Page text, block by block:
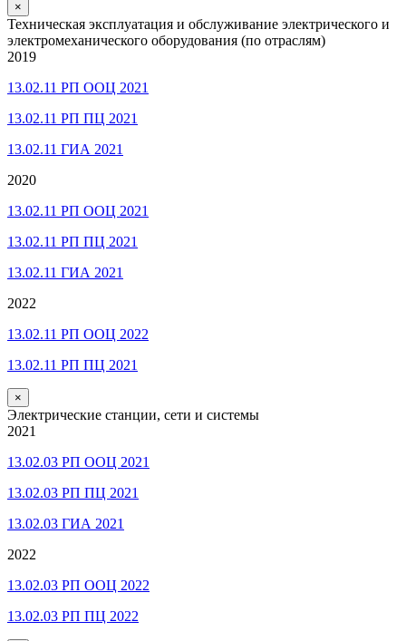
×
Техническая эксплуатация и обслуживание электрического и
электромеханического оборудования (по отраслям)
2019
13.02.11 РП ООЦ 2021
13.02.11 РП ПЦ 2021
13.02.11 ГИА 2021
2020
13.02.11 РП ООЦ 2021
13.02.11 РП ПЦ 2021
13.02.11 ГИА 2021
2022
13.02.11 РП ООЦ 2022
13.02.11 РП ПЦ 2021
×
Электрические станции, сети и системы
2021
13.02.03 РП ООЦ 2021
13.02.03 РП ПЦ 2021
13.02.03 ГИА 2021
2022
13.02.03 РП ООЦ 2022
13.02.03 РП ПЦ 2022